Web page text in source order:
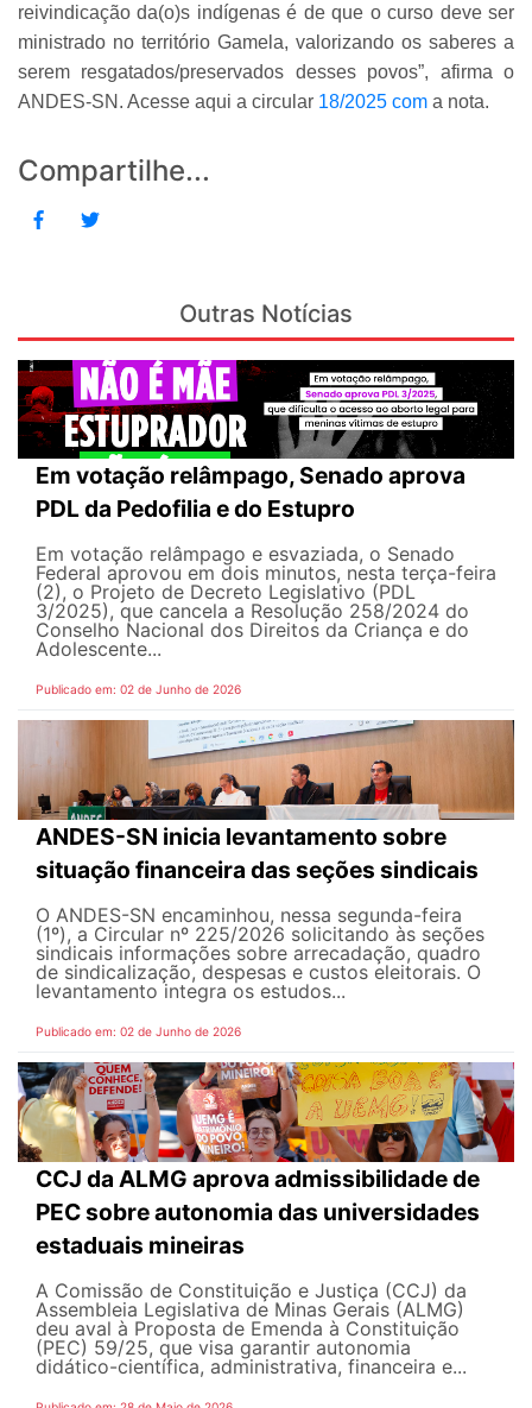
reivindicação da(o)s indígenas é de que o curso deve ser
ministrado no território Gamela, valorizando os saberes a
serem resgatados/preservados desses povos”, afirma o
ANDES-SN. Acesse aqui a circular 18/2025 com a nota.
Compartilhe...
Outras Notícias
Em votação relâmpago, Senado aprova
PDL da Pedofilia e do Estupro
Em votação relâmpago e esvaziada, o Senado
Federal aprovou em dois minutos, nesta terça-feira
(2), o Projeto de Decreto Legislativo (PDL
3/2025), que cancela a Resolução 258/2024 do
Conselho Nacional dos Direitos da Criança e do
Adolescente...
Publicado em: 02 de Junho de 2026
ANDES-SN inicia levantamento sobre
situação financeira das seções sindicais
O ANDES-SN encaminhou, nessa segunda-feira
(1º), a Circular nº 225/2026 solicitando às seções
sindicais informações sobre arrecadação, quadro
de sindicalização, despesas e custos eleitorais. O
levantamento integra os estudos...
Publicado em: 02 de Junho de 2026
CCJ da ALMG aprova admissibilidade de
PEC sobre autonomia das universidades
estaduais mineiras
A Comissão de Constituição e Justiça (CCJ) da
Assembleia Legislativa de Minas Gerais (ALMG)
deu aval à Proposta de Emenda à Constituição
(PEC) 59/25, que visa garantir autonomia
didático-científica, administrativa, financeira e...